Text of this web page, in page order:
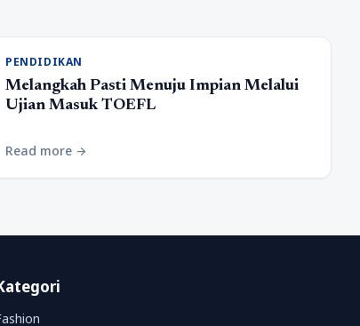
PENDIDIKAN
Melangkah Pasti Menuju Impian Melalui
Ujian Masuk TOEFL
Read more arrow_forward